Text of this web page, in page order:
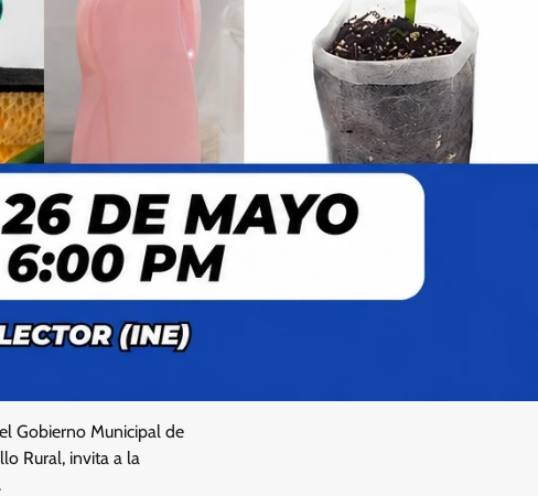
Gobierno Municipal de
Rural, invita a la